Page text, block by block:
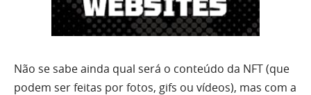
Não se sabe ainda qual será o conteúdo da NFT (que
podem ser feitas por fotos, gifs ou vídeos), mas com a